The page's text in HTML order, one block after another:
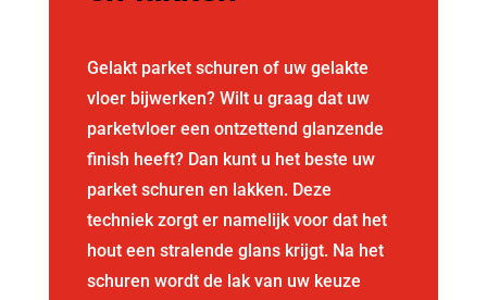
Gelakt parket schuren of uw gelakte
vloer bijwerken? Wilt u graag dat uw
parketvloer een ontzettend glanzende
finish heeft? Dan kunt u het beste uw
parket schuren en lakken. Deze
techniek zorgt er namelijk voor dat het
hout een stralende glans krijgt. Na het
schuren wordt de lak van uw keuze